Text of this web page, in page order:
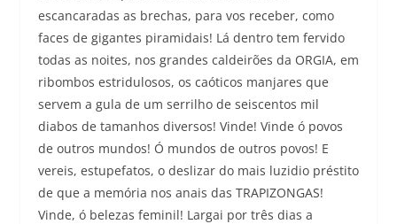
escancaradas as brechas, para vos receber, como
faces de gigantes piramidais! Lá dentro tem fervido
todas as noites, nos grandes caldeirões da ORGIA, em
ribombos estridulosos, os caóticos manjares que
servem a gula de um serrilho de seiscentos mil
diabos de tamanhos diversos! Vinde! Vinde ó povos
de outros mundos! Ó mundos de outros povos! E
vereis, estupefatos, o deslizar do mais luzidio préstito
de que a memória nos anais das TRAPIZONGAS!
Vinde, ó belezas feminil! Largai por três dias a